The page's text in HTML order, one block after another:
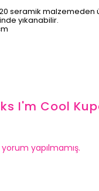
seramik malzemeden
yıkanabilir.
I'm Cool
yapılmamış.